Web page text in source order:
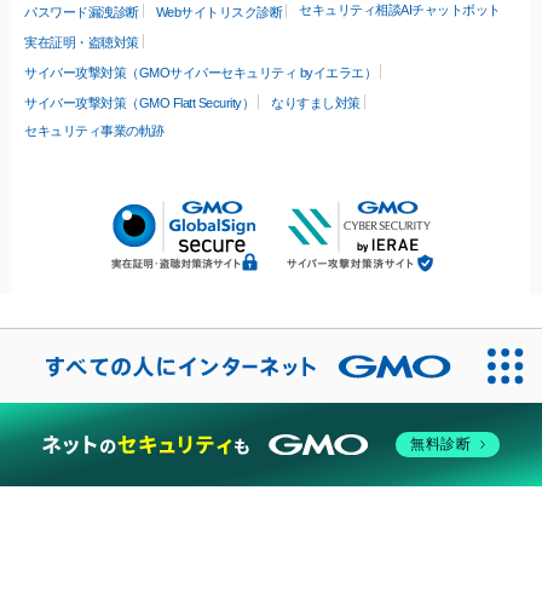
パスワード漏洩診断 Webサイトリスク診断 セキュリティ相談AIチャットボット
実在証明・盗聴対策
サイバー攻撃対策（GMOサイバーセキュリティ byイエラエ）
サイバー攻撃対策（GMO Flatt Security）
なりすまし対策
セキュリティ事業の軌跡
無料診断